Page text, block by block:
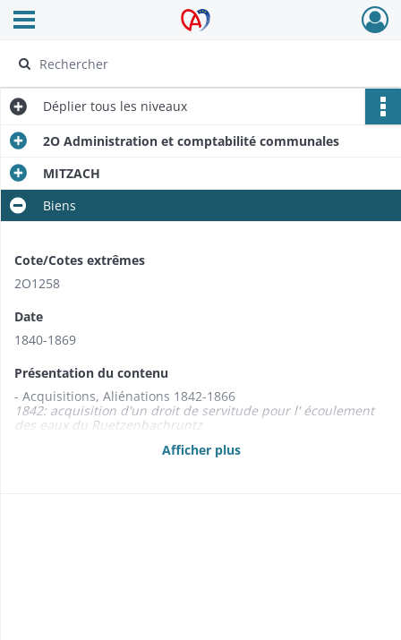
Archives Alsace - Colmar
Ouvrir le menu déroulant
Déplier tous les niveaux
2O Administration et comptabilité communales
MITZACH
Biens
Cote/Cotes extrêmes
2O1258
Date
1840-1869
Présentation du contenu
- Acquisitions, Aliénations 1842-1866
1842: acquisition d'un droit de servitude pour l' écoulement
des eaux du Ruetzenbachruntz
- Adjudications: de la «kilbe» (1864-1869); de la chasse (1859);
Afficher plus